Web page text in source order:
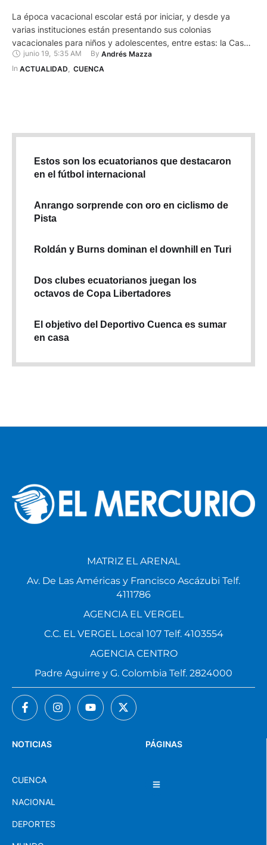
La época vacacional escolar está por iniciar, y desde ya
varias instituciones están presentando sus colonias
vacacionales para niños y adolescentes, entre estas: la Casa
de la Cultura Núcleo del Azuay, que compartió los talleres que
realizará entre el 1 y 31 de julio de 2025. Ballet, pintura,
junio 19, 5:35 AM By Andrés Mazza
In ACTUALIDAD CUENCA
Estos son los ecuatorianos que destacaron
en el fútbol internacional
Anrango sorprende con oro en ciclismo de
Pista
Roldán y Burns dominan el downhill en Turi
Dos clubes ecuatorianos juegan los
octavos de Copa Libertadores
El objetivo del Deportivo Cuenca es sumar
en casa
PÁGINAS
NOTICIAS
CUENCA
NACIONAL
DEPORTES
MATRIZ EL ARENAL
Av. De Las Américas y Francisco Ascázubi Telf.
4111786
AGENCIA EL VERGEL
C.C. EL VERGEL Local 107 Telf. 4103554
AGENCIA CENTRO
Padre Aguirre y G. Colombia Telf. 2824000